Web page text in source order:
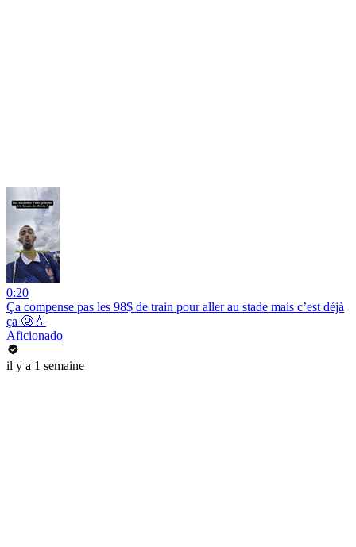
0:20
Ça compense pas les 98$ de train pour aller au stade mais c’est déjà
ça 🥲💧
Aficionado
il y a 1 semaine